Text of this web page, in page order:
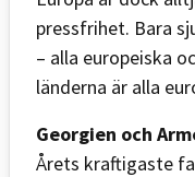
pressfrihet. Bara
– alla europeiska
länderna är alla
Georgien och
Årets kraftigaste